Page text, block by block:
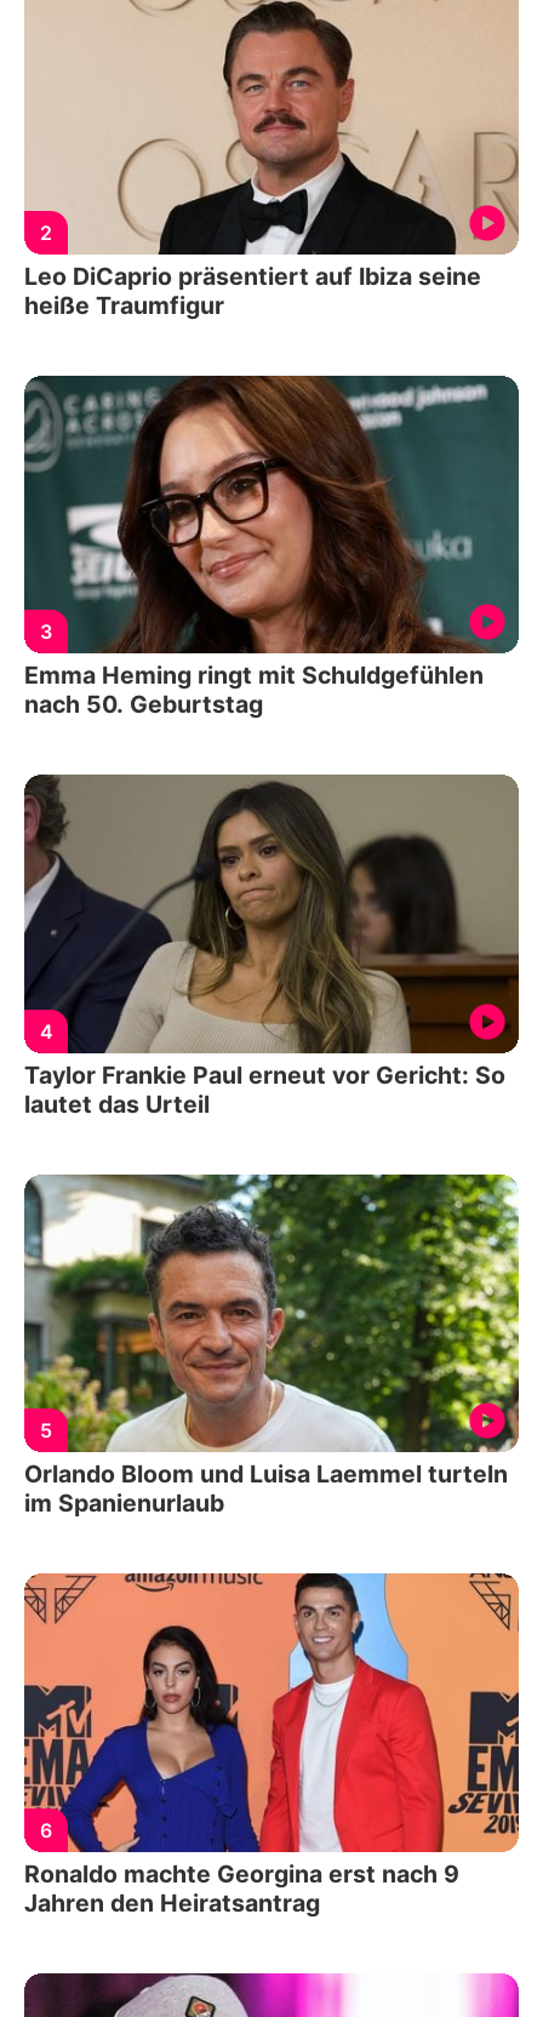
2
Leo DiCaprio präsentiert auf Ibiza seine
heiße Traumfigur
3
Emma Heming ringt mit Schuldgefühlen
nach 50. Geburtstag
4
Taylor Frankie Paul erneut vor Gericht: So
lautet das Urteil
5
Orlando Bloom und Luisa Laemmel turteln
im Spanienurlaub
6
Ronaldo machte Georgina erst nach 9
Jahren den Heiratsantrag